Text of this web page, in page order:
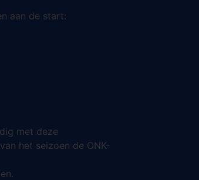
aan de start:
met deze
het seizoen de ONK-